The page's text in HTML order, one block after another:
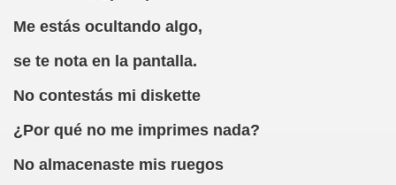
Me estás ocultando algo,
se te nota en la pantalla.
No contestás mi diskette
¿Por qué no me imprimes nada?
No almacenaste mis ruegos
Inquisitoriales, 1599-1712)
(Alfred de Musset)